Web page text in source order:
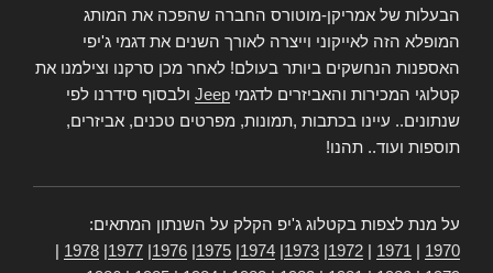
הבעלות של אמריקן-מוטורס החברה שהפכה את המותג
המופלא הזה לאייקוני וייצרה לאורך השנים את דגמי ג'יפי
האספנות הנחשקים ביותר בעולם! לאחר מכן סרקנו וצילמנו את
קטלוגי המכירות והאביזרים לדגמי Jeep ולבסוף סידרנו לפי
שנתונים.. עיינו בכתבות ,תמונות, מפרטים טכנים, אביזרים,
תוספות ועוד.. תהנו!
על מנת לצפות בקטלוג ג'יפ הקלק על השנתון המתאים:
1970
1971
1972
1973
1974
1975
1976
1977
1978